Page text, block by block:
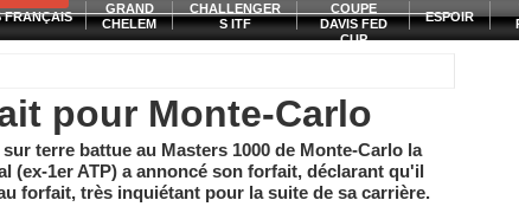
FRANÇAIS
GRAND
CHELEM
CHALLENGER
S ITF
COUPE
DAVIS FED
CUP
ESPOIR
pour Monte-Carlo
terre battue au Masters 1000 de Monte-Carlo la
(ex-1er ATP) a annoncé son forfait, déclarant qu'il
forfait, très inquiétant pour la suite de sa carrière.